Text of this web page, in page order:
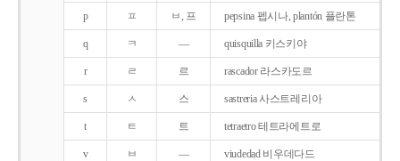
p ㅍ ㅂ, 프 pepsina 펩시나, plantón 플란톤
q ㅋ ― quisquilla 키스키야
r ㄹ 르 rascador 라스카도르
s ㅅ 스 sastreria 사스트레리아
t ㅌ 트 tetraetro 테트라에트로
v ㅂ ― viudedad 비우데다드